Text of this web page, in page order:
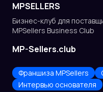
MPSELLERS
Бизнес-клуб для
MPSellers Business Club
MP-Sellers.club
Франшиза MPSellers
Интервью основателя